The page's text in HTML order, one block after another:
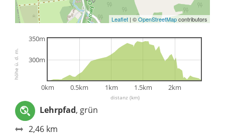
Leaflet | ©OpenStreetMapcontributors
distanz (km)
höhe ü. d. m.
0km 0.5km 1km 1.5km 2km
300m
350m
Lehrpfad, grün
2,46 km